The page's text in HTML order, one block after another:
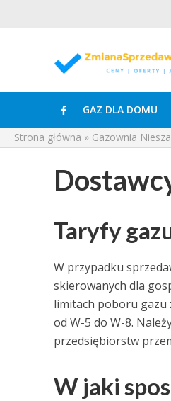
GAZ DLA DOMU
Strona główna » Gazownia
Taryfy
W przypadku
skierowanych dla
limitach poboru gazu
od W-5 do W-8.
przedsiębiorstw
W jaki